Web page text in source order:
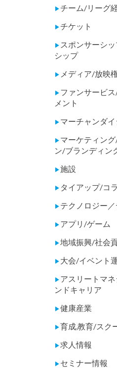
▶チーム/リーグ
▶チケット
▶ スポンサーシ
シップ
▶ メディア/放映
▶ ファンサービ
メント
▶ マーチャンダ
▶ マーケティン
ン/ブランディン
▶施設
▶ タイアップ/コ
▶ テクノロジー
▶ アプリ/ゲーム
▶地域振興/社会
▶ 大会/イベント
▶ アスリートマ
ンドキャリア
▶健康産業
▶育成,教育/スク
▶求人情報
▶ セミナー情報